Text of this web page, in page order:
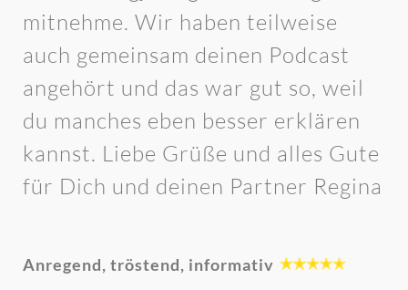
mitnehme. Wir haben teilweise
auch gemeinsam deinen Podcast
angehört und das war gut so, weil
du manches eben besser erklären
kannst. Liebe Grüße und alles Gute
für Dich und deinen Partner Regina
Anregend, tröstend, informativ